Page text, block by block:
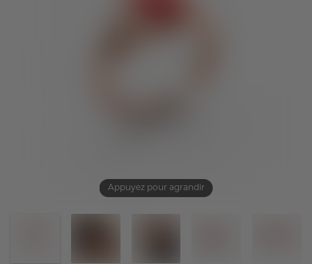
Appuyez pour agrandir